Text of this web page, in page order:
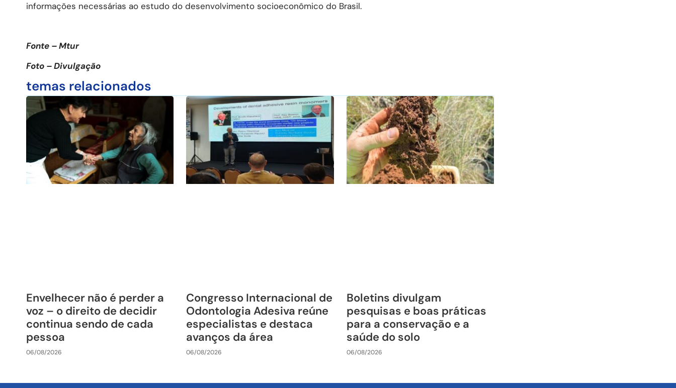
informações necessárias ao estudo do desenvolvimento socioeconômico do Brasil.
Fonte – Mtur
Foto – Divulgação
temas relacionados
Envelhecer não é perder a
voz – o direito de decidir
continua sendo de cada
pessoa
06/08/2026
Congresso Internacional de
Odontologia Adesiva reúne
especialistas e destaca
avanços da área
06/08/2026
Boletins divulgam
pesquisas e boas práticas
para a conservação e a
saúde do solo
06/08/2026